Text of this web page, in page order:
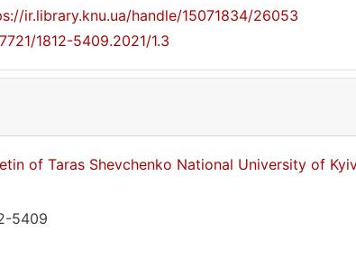
ir.library.knu.ua/handle/15071834/26053
1812-5409.2021/1.3
of Taras Shevchenko National University of
5409